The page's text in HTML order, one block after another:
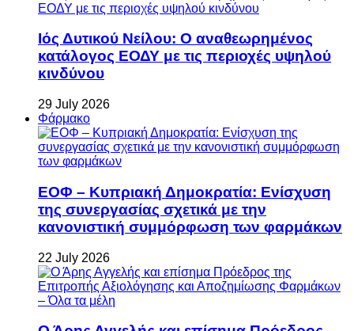
Ιός Δυτικού Νείλου: Ο αναθεωρημένος
κατάλογος ΕΟΔΥ με τις περιοχές υψηλού
κινδύνου
29 July 2026
Φάρμακο
ΕΟΦ – Κυπριακή Δημοκρατία: Ενίσχυση
της συνεργασίας σχετικά με την
κανονιστική συμμόρφωση των φαρμάκων
22 July 2026